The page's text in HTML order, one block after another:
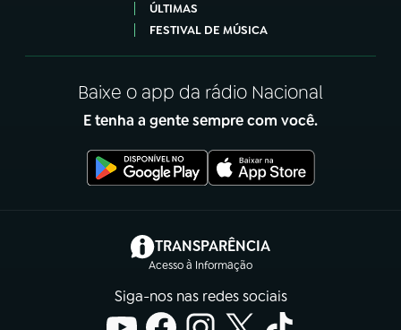
ÚLTIMAS
FESTIVAL DE MÚSICA
Baixe o app da rádio Nacional
E tenha a gente sempre com você.
TRANSPARÊNCIA
Acesso à Informação
(abre em nova aba)
Siga-nos nas redes sociais